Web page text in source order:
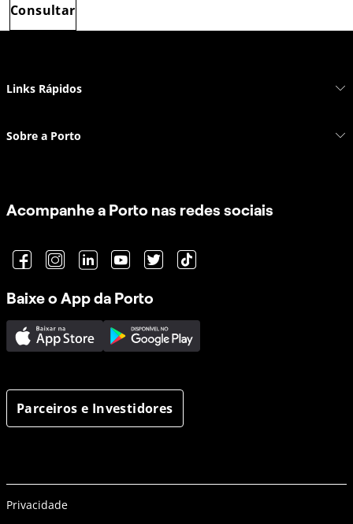
Consultar
Links Rápidos
Sobre a Porto
Acompanhe a Porto nas redes sociais
Baixe o App da Porto
Parceiros e Investidores
Privacidade